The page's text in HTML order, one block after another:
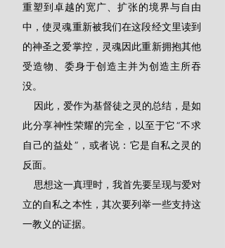
重塑到卓越的宽广、扩张的境界与自由
中，使灵魂重新被我们在这段经文里读到
的神圣之爱掌控，灵魂因此重新拥抱其他
受造物、委身于创造主并为创造主所吞
没。
此分享神性荣耀的完全，以至于它“不求
自己的益处”，或者说：它是自私之灵的
反面。
立的自私之本性，其次要列举一些支持这
一教义的证据。